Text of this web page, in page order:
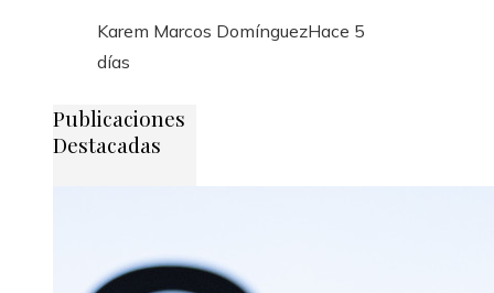
Karem Marcos DomínguezHace 5
días
Publicaciones
Destacadas